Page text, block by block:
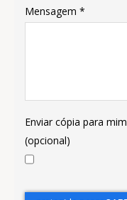
Mensagem *
Enviar cópia para mim
(opcional)